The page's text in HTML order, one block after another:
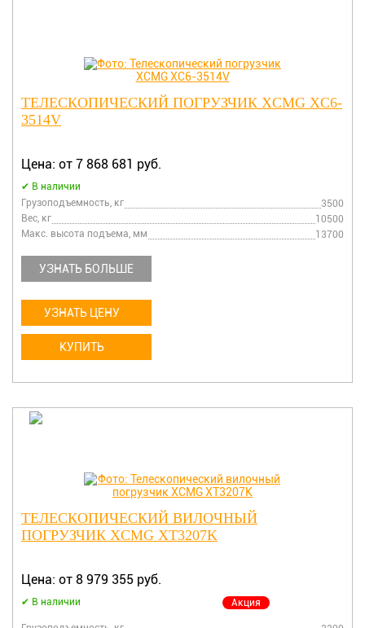
ТЕЛЕСКОПИЧЕСКИЙ ПОГРУЗЧИК XCMG XC6-
3514V
Цена: от 7 868 681 руб.
В наличии
Грузоподъемность, кг
3500
Вес, кг
10500
Макс. высота подъема, мм
13700
УЗНАТЬ БОЛЬШЕ
УЗНАТЬ ЦЕНУ
КУПИТЬ
ТЕЛЕСКОПИЧЕСКИЙ ВИЛОЧНЫЙ
ПОГРУЗЧИК XCMG XT3207K
Цена: от 8 979 355 руб.
В наличии Акция